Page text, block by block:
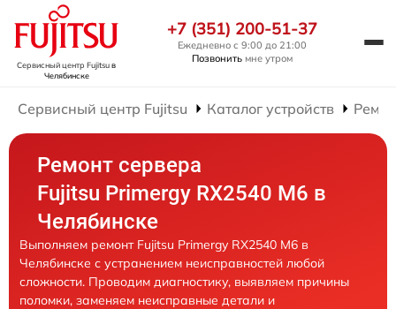
Сервисный центр Fujitsuв
Челябинске
+7 (351) 200-51-37
Ежедневно с 9:00 до 21:00
Позвонить мне утром
Сервисный центр Fujitsu Каталог устройств
Ремонт сервера
Fujitsu Primergy RX2540 M6 в
Челябинске
Выполняем ремонт Fujitsu Primergy RX2540 M6 в
Челябинске с устранением неисправностей любой
сложности. Проводим диагностику, выявляем причины
поломки, заменяем неисправные детали и